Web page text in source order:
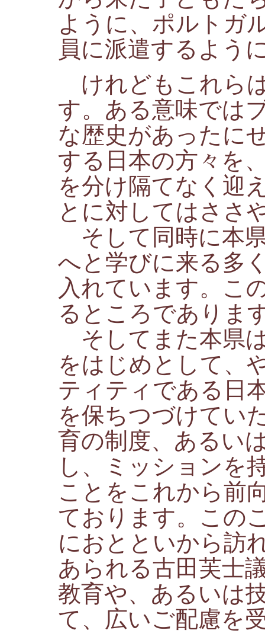
ように、ポルトガ
員に派遣するよう
けれどもこれら
す。ある意味では
な歴史があったに
する日本の方々を
を分け隔てなく迎
とに対してはささ
そして同時に本
へと学びに来る多
入れています。こ
るところでありま
そしてまた本県
をはじめとして、
ティティである日
を保ちつづけてい
育の制度、あるい
し、ミッションを
ことをこれから前
ております。この
におとといから訪
あられる古田芙士
教育や、あるいは
て、広いご配慮を